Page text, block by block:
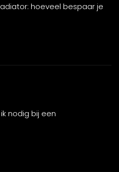
hoeveel bespaar je
nodig bij een